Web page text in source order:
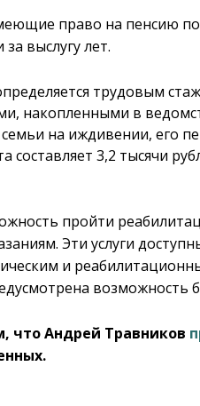
право на пенсию по
выслугу лет.
трудовым
накопленными в
на иждивении, его
составляет 3,2 тысячи
пройти
Эти услуги
и
возможность
что Андрей Травников